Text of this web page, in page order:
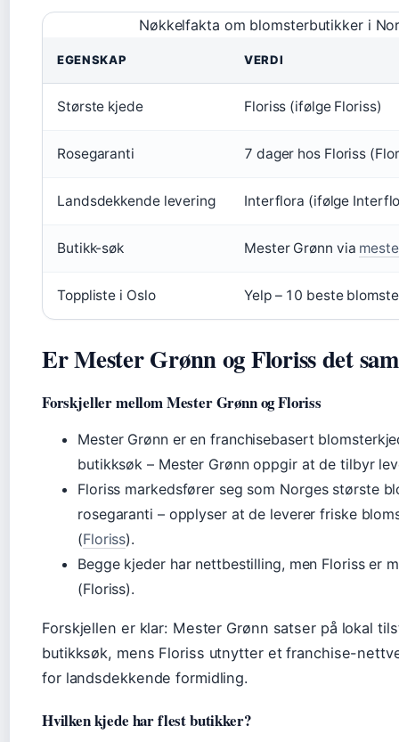
Nøkkelfakta om blomsterbutikker i
EGENSKAP VERDI
Største kjede Floriss (ifølge Floriss)
Rosegaranti 7 dager hos Floriss
Landsdekkende levering Interflora (ifølge
Butikk-søk Mester Grønn via
Toppliste i Oslo Yelp – 10 beste
Er Mester Grønn og Floriss det
Forskjeller mellom Mester Grønn og Floriss
Mester Grønn er en franchisebasert
butikksøk – Mester Grønn oppgir at de tilbyr
Floriss markedsfører seg som Norges største
rosegaranti – opplyser at de leverer friske
(Floriss).
Begge kjeder har nettbestilling, men Floriss er
(Floriss).
Forskjellen er klar: Mester Grønn satser på lokal
butikksøk, mens Floriss utnytter et franchise-
for landsdekkende formidling.
Hvilken kjede har flest butikker?